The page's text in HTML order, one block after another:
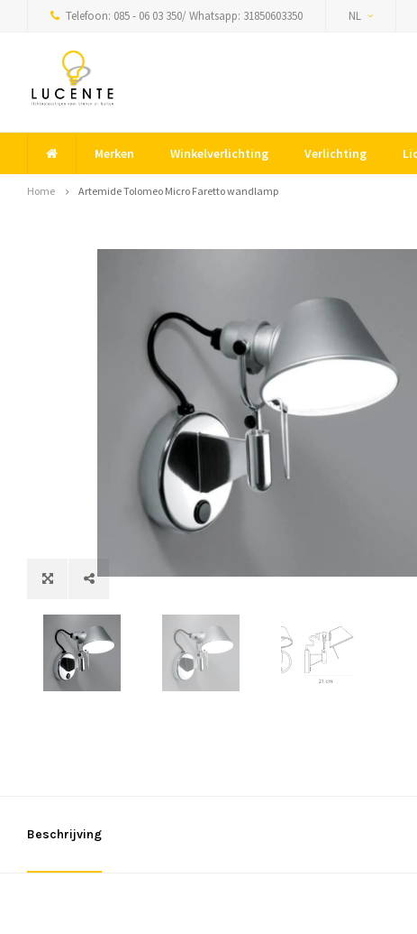
Telefoon: 085 - 06 03 350/ Whatsapp: 31850603350 NL
Merken Winkelverlichting Verlichting
Home Artemide Tolomeo Micro Faretto wandlamp
Beschrijving